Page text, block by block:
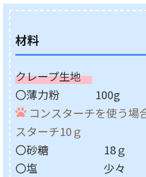
材料
クレープ生地
〇薄力粉 100g
コンスターチを使う場
スターチ10ｇ
〇砂糖 18ｇ
〇塩 少々